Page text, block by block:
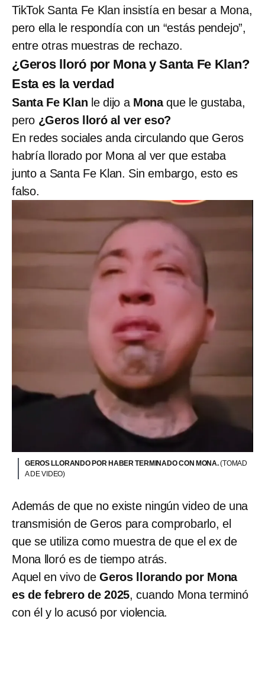
TikTok Santa Fe Klan insistía en besar a Mona,
pero ella le respondía con un “estás pendejo”,
entre otras muestras de rechazo.
¿Geros lloró por Mona y Santa Fe Klan?
Esta es la verdad
Santa Fe Klan le dijo a Monaque le gustaba,
pero ¿Geros lloró al ver eso?
En redes sociales anda circulando que Geros
habría llorado por Mona al ver que estaba
junto a Santa Fe Klan. Sin embargo, esto es
falso.
GEROS LLORANDO POR HABER TERMINADO CON MONA.(TOMAD
A DE VIDEO)
Además de que no existe ningún video de una
transmisión de Geros para comprobarlo, el
que se utiliza como muestra de que el ex de
Mona lloró es de tiempo atrás.
Aquel en vivo de Geros llorando por Mona
es de febrero de 2025, cuando Mona terminó
con él y lo acusó por violencia.